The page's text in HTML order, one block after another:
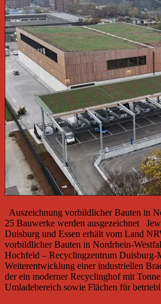
Auszeichnung vorbildlicher Bauten in
25 Bauwerke werden ausgezeichnet
Duisburg und Essen erhält vom Land
vorbildlicher Bauten in Nordrhein-
Hochfeld – Recyclingzentrum
Weiterentwicklung einer industriellen
der ein moderner Recyclinghof mit
Umladebereich sowie Flächen für